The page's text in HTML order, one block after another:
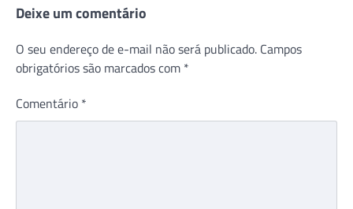
Deixe um comentário
O seu endereço de e-mail não será publicado. Campos
obrigatórios são marcados com *
Comentário *